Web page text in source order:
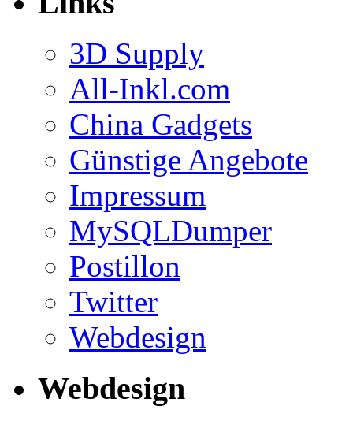
3D Supply
All-Inkl.com
China Gadgets
Günstige Angebote
Impressum
MySQLDumper
Postillon
Twitter
Webdesign
Webdesign